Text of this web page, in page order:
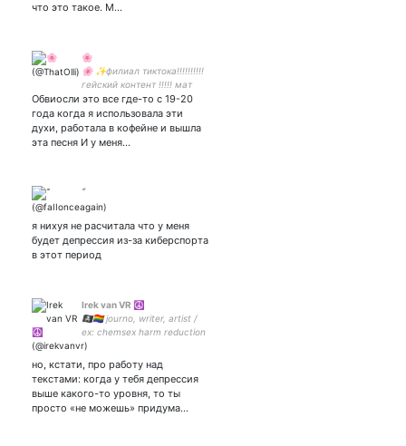
что это такое. М…
🌸
🌸 ✨филиал тиктока!!!!!!!!!!
гейский контент !!!!! мат
!!!!!!
Обвиосли это все где-то с 19-20
года когда я использовала эти
духи, работала в кофейне и вышла
эта песня И у меня…
я нихуя не расчитала что у меня
будет депрессия из-за киберспорта
в этот период
Irek van VR ☮️
🏴‍☠️🏳️‍🌈 journo, writer, artist /
ex: chemsex harm reduction
— The Andrey Rylkov Fdn. /
he or they / канал
но, кстати, про работу над
текстами: когда у тебя депрессия
выше какого-то уровня, то ты
просто «не можешь» придума…